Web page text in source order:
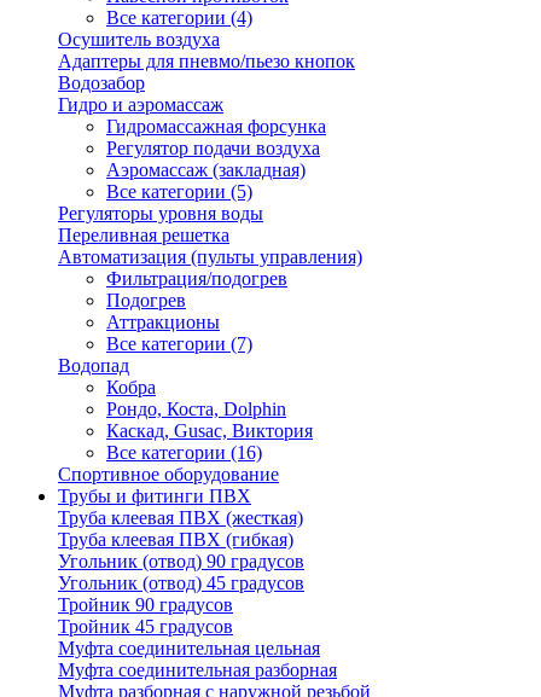
Все категории (4)
Осушитель воздуха
Адаптеры для пневмо/пьезо кнопок
Водозабор
Гидро и аэромассаж
Гидромассажная форсунка
Регулятор подачи воздуха
Аэромассаж (закладная)
Все категории (5)
Регуляторы уровня воды
Переливная решетка
Автоматизация (пульты управления)
Фильтрация/подогрев
Подогрев
Аттракционы
Все категории (7)
Водопад
Кобра
Рондо, Коста, Dolphin
Каскад, Gusac, Виктория
Все категории (16)
Спортивное оборудование
Трубы и фитинги ПВХ
Труба клеевая ПВХ (жесткая)
Труба клеевая ПВХ (гибкая)
Угольник (отвод) 90 градусов
Угольник (отвод) 45 градусов
Тройник 90 градусов
Тройник 45 градусов
Муфта соединительная цельная
Муфта соединительная разборная
Муфта разборная с наружной резьбой